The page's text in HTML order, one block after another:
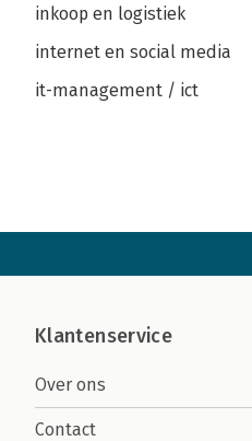
inkoop en logistiek
internet en social media
it-management / ict
Klantenservice
Over ons
Contact